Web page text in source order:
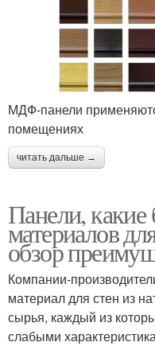
МДФ-панели
помещениях
читать дальше →
Панели,
материалов
обзор
Компании-
материал для стен из
сырья, каждый из
слабыми